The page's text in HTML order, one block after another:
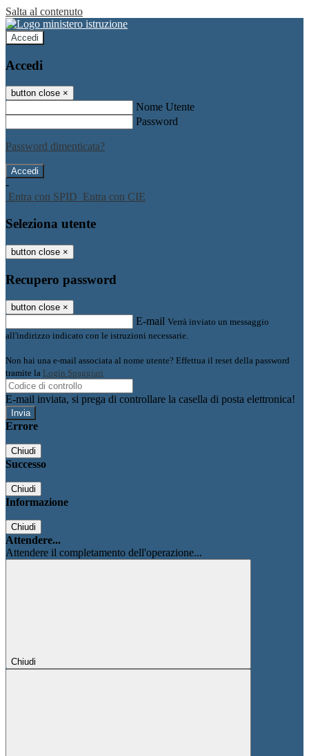
Salta al contenuto
Accedi
Accedi
button close ×
Nome Utente
Password
Password dimenticata?
-
Entra con SPID Entra con CIE
Seleziona utente
button close ×
Recupero password
button close ×
E-mail Verrà inviato un messaggio
all'indirizzo indicato con le istruzioni necessarie.
Non hai una e-mail associata al nome utente? Effettua il reset della password
tramite la Login Spaggiari
E-mail inviata, si prega di controllare la casella di posta elettronica!
Errore
Chiudi
Successo
Chiudi
Informazione
Chiudi
Attendere...
Attendere il completamento dell'operazione...
Chiudi